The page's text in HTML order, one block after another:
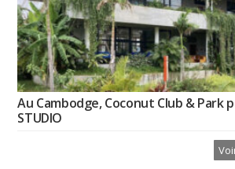
Au Cambodge, Coconut Club & Park
STUDIO